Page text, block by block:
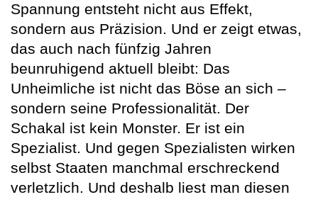
Spannung entsteht nicht aus Effekt,
sondern aus Präzision. Und er zeigt etwas,
das auch nach fünfzig Jahren
beunruhigend aktuell bleibt: Das
Unheimliche ist nicht das Böse an sich –
sondern seine Professionalität. Der
Schakal ist kein Monster. Er ist ein
Spezialist. Und gegen Spezialisten wirken
selbst Staaten manchmal erschreckend
verletzlich. Und deshalb liest man diesen